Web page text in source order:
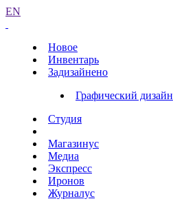
EN
Новое
Инвентарь
Задизайнено
Графический дизайн
Студия
Магазинус
Медиа
Экспресс
Иронов
Журналус